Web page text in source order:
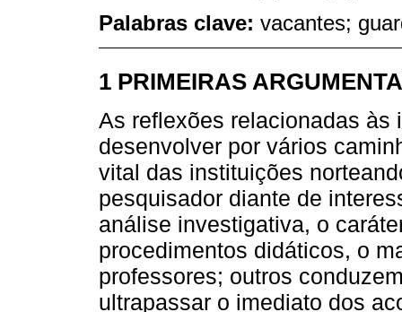
Palabras clave: vacantes;
1 PRIMEIRAS
As reflexões relacionadas
desenvolver por vários
vital das instituições
pesquisador diante de
análise investigativa, o
procedimentos didáticos, o
professores; outros
ultrapassar o imediato dos